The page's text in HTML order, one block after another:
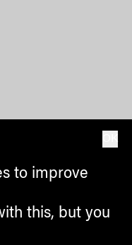
to improve
this, but you